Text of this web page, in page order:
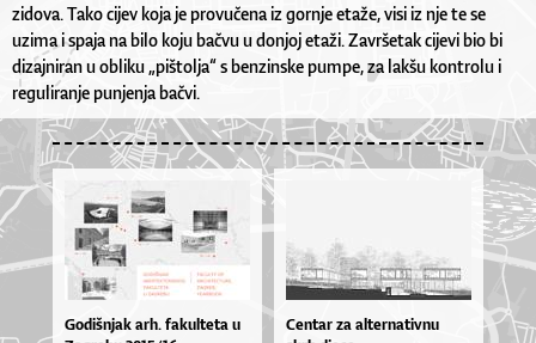
zidova. Tako cijev koja je provučena iz gornje etaže, visi iz nje te se
uzima i spaja na bilo koju bačvu u donjoj etaži. Završetak cijevi bio bi
dizajniran u obliku „pištolja“ s benzinske pumpe, za lakšu kontrolu i
reguliranje punjenja bačvi.
Go­diš­njak ar­h. fa­kul­te­ta u
Centar za alternativnu